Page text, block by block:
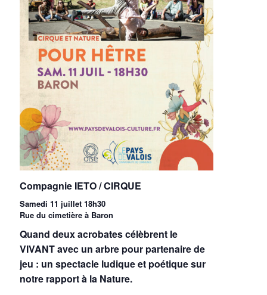
Compagnie IETO / CIRQUE
Samedi 11 juillet 18h30
Rue du cimetière à Baron
Quand deux acrobates célèbrent le
VIVANT avec un arbre pour partenaire de
jeu : un spectacle ludique et poétique sur
notre rapport à la Nature.